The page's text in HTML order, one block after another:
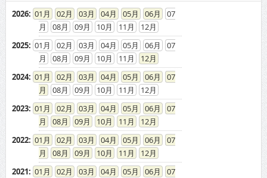
2026: 01 02 03 04 05 06
07
08
09 10 11
12
2025: 01 02 03 04 05 06
07
08
09 10 11
12
2024: 01 02 03 04 05 06
07
08
09 10 11
12
2023: 01 02 03 04 05 06
07
08
09 10 11
12
2022: 01 02 03 04 05 06
07
08
09 10 11
12
2021: 01 02 03 04 05 06
07